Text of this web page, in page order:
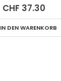
0 out of 5
CHF 37.30
IN DEN WARENKORB